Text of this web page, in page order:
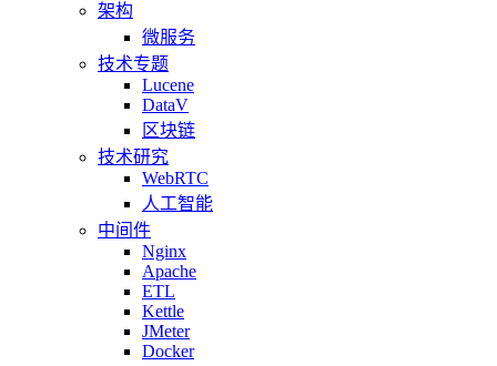
架构
微服务
技术专题
Lucene
DataV
区块链
技术研究
WebRTC
人工智能
中间件
Nginx
Apache
ETL
Kettle
JMeter
Docker